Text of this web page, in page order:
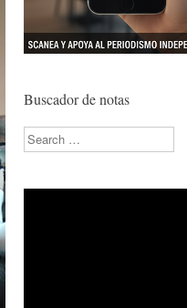
Buscador de notas
Search